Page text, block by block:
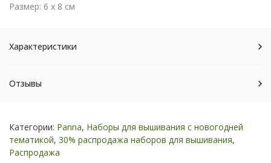
Размер: 6 х 8 см
Характеристики
Отзывы
Категории: Panna, Наборы для вышивания с новогодней
тематикой, 30% распродажа наборов для вышивания,
Распродажа